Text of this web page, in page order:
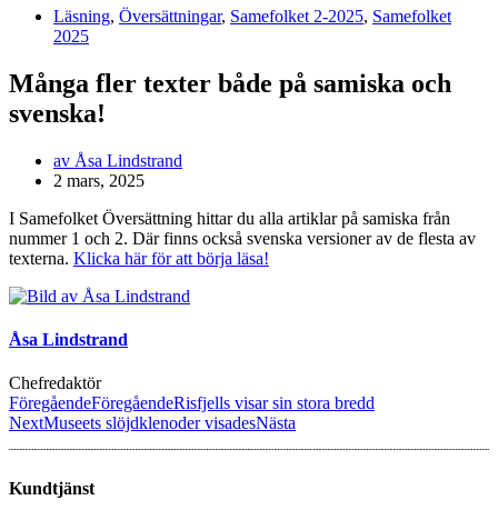
Läsning, Översättningar, Samefolket 2-2025, Samefolket
2025
Många fler texter både på samiska och
svenska!
av Åsa Lindstrand
2 mars, 2025
I Samefolket Översättning hittar du alla artiklar på samiska från
nummer 1 och 2. Där finns också svenska versioner av de flesta av
texterna. Klicka här för att börja läsa!
Åsa Lindstrand
Chefredaktör
FöregåendeFöregåendeRisfjells visar sin stora bredd
NextMuseets slöjdklenoder visadesNästa
Kundtjänst